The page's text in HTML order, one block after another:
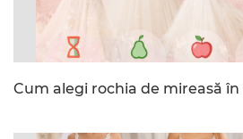
Cum alegi rochia de mireasă